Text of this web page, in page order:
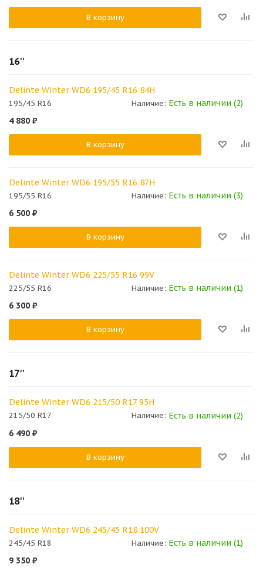
В корзину
16''
Delinte Winter WD6 195/45 R16 84H
195/45 R16 Наличие: Есть в наличии (2)
4 880 ₽
В корзину
Delinte Winter WD6 195/55 R16 87H
195/55 R16 Наличие: Есть в наличии (3)
6 500 ₽
В корзину
Delinte Winter WD6 225/55 R16 99V
225/55 R16 Наличие: Есть в наличии (1)
6 300 ₽
В корзину
17''
Delinte Winter WD6 215/50 R17 95H
215/50 R17 Наличие: Есть в наличии (2)
6 490 ₽
В корзину
18''
Delinte Winter WD6 245/45 R18 100V
245/45 R18 Наличие: Есть в наличии (1)
9 350 ₽